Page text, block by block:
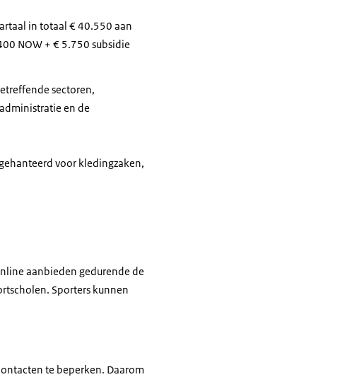
in totaal € 40.550 aan
NOW + € 5.750 subsidie
sectoren,
en de
voor kledingzaken,
aanbieden gedurende de
Sporters kunnen
te beperken. Daarom